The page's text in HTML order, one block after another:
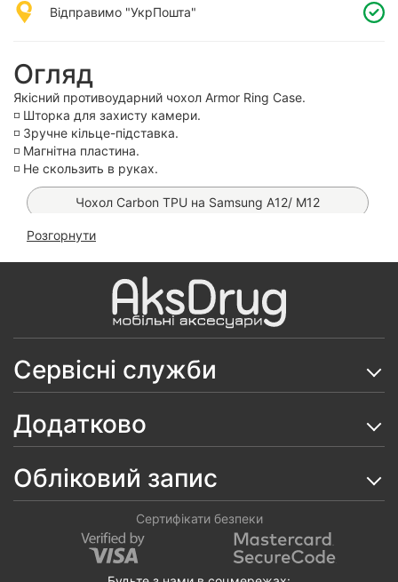
Відправимо "УкрПошта"
Огляд
Якісний противоударний чохол Armor Ring Case.
◽️ Шторка для захисту камери.
◽️ Зручне кільце-підставка.
◽️ Магнітна пластина.
◽️ Не скользить в руках.
Чохол Carbon TPU на Samsung А12/ М12
Чохол Slim KST на Samsung Galaxy A12/ M12
Скло 6D ESD Crown на Samsung Galaxy A12/ M12
Гнучке матове скло Matt Ceramics 9D на Samsung
Galaxy A12/ M12
Гнучке скло Ceramics 9D на Samsung Galaxy A12/
M12
Чохол Matt Ring на Samsung Galaxy A12/ M12
Чохол Silicone Case на Samsung Galaxy A12/ M12
Чохол книжка Classic на Samsung Galaxy A12/ M12
Чохол Anti-Broken Case на Samsung Galaxy A12/
Розгорнути
Сервісні служби
Додатково
Обліковий запис
Сертифікати безпеки